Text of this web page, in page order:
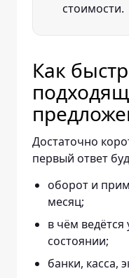
стоимости.
Как
Достаточно
первый ответ
оборот и
месяц;
в чём ведётся
состоянии;
банки, касса,